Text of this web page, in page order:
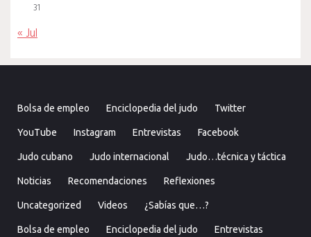
31
« Jul
Bolsa de empleo Enciclopedia del judo Twitter
YouTube Instagram Entrevistas Facebook
Judo cubano Judo internacional Judo…técnica y táctica
Noticias Recomendaciones Reflexiones
Uncategorized Videos ¿Sabías que…?
Bolsa de empleo Enciclopedia del judo Entrevistas